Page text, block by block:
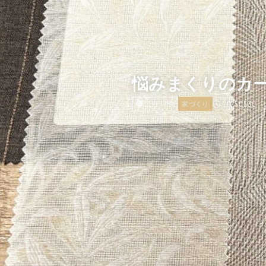
悩みまくりのカ
広告・PR 家づくり 2025.05.30